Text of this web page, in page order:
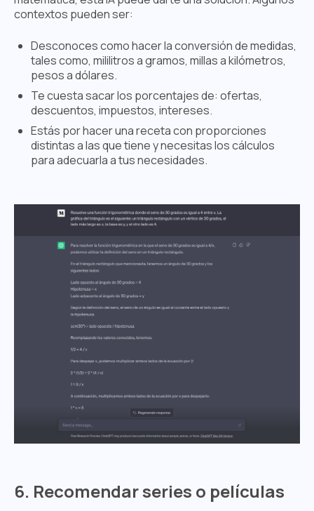
contextos pueden ser:
Desconoces como hacer la conversión de medidas,
tales como, mililitros a gramos, millas a kilómetros,
pesos a dólares.
Te cuesta sacar los porcentajes de: ofertas,
descuentos, impuestos, intereses.
Estás por hacer una receta con proporciones
distintas a las que tiene y necesitas los cálculos
para adecuarla a tus necesidades.
6. Recomendar series o películas